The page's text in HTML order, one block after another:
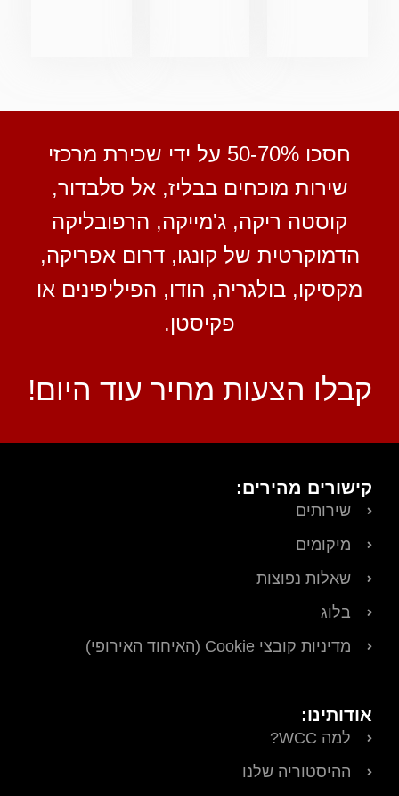
חסכו 50-70% על ידי שכירת מרכזי
שירות מוכחים בבליז, אל סלבדור,
קוסטה ריקה, ג'מייקה, הרפובליקה
הדמוקרטית של קונגו, דרום אפריקה,
מקסיקו, בולגריה, הודו, הפיליפינים או
פקיסטן.
קבלו הצעות מחיר עוד היום!
קישורים מהירים:
שירותים
מיקומים
שאלות נפוצות
בלוג
מדיניות קובצי Cookie (האיחוד האירופי)
אודותינו:
למה WCC?
ההיסטוריה שלנו